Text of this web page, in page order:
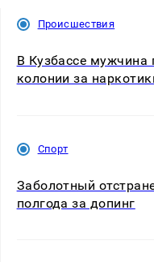
Происшествия
В Кузбассе мужчина
колонии за
Спорт
Заболотный
полгода за допинг